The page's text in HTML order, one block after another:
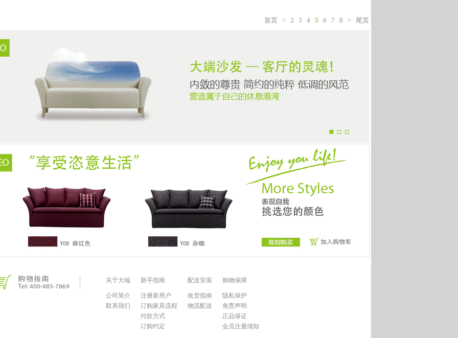
首页 < 2 3 4 5 6 7 8 > 尾页
关于大端
公司简介
联系我们
新手指南
注册新用户
订购家具流程
付款方式
订购约定
配送安装
收货指南
物流配送
购物保障
隐私保护
免责声明
正品保证
会员注册须知